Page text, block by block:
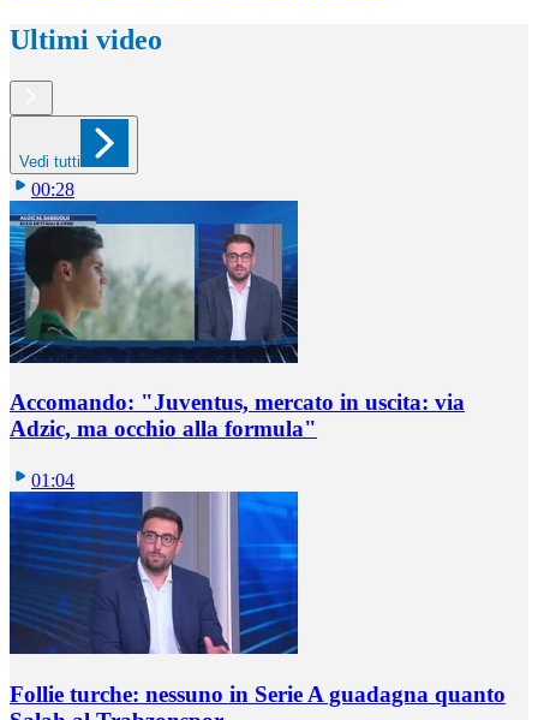
Ultimi video
Vedi tutti
00:28
Accomando: "Juventus, mercato in uscita: via
Adzic, ma occhio alla formula"
01:04
Follie turche: nessuno in Serie A guadagna quanto